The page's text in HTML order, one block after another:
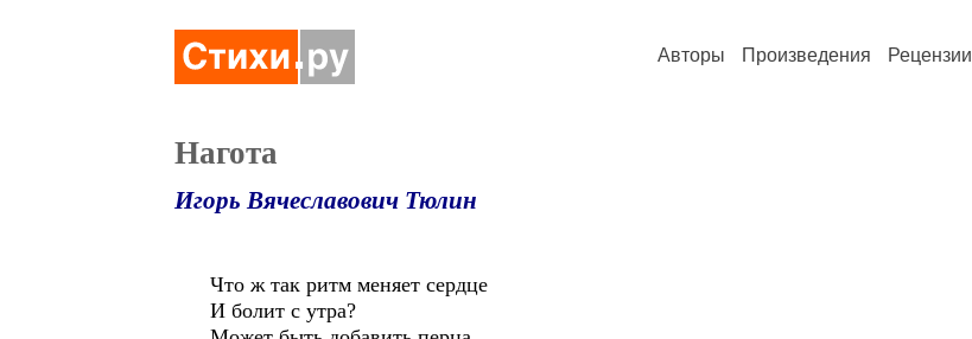
Авторы Произведения Рецензии
Нагота
Игорь Вячеславович Тюлин
Что ж так ритм меняет сердце
И болит с утра?